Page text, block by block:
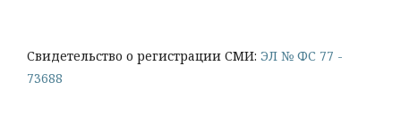
Cвидетельство о регистрации СМИ: ЭЛ № ФС 77 -
73688